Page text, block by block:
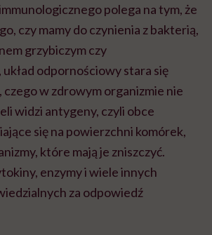
polega na tym, że
czy mamy do czynienia z bakterią,
grzybiczym czy
odpornościowy stara się
czego w zdrowym organizmie nie
widzi antygeny, czyli obce
się na powierzchni komórek,
które mają je zniszczyć.
enzymy i wiele innych
za odpowiedź